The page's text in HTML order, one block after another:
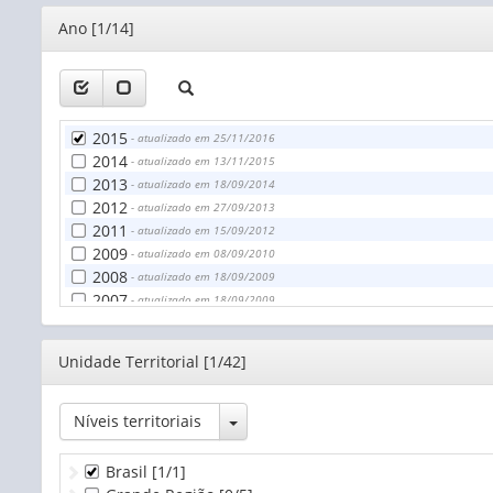
Editor
Ano [1/14]
2015 - atualizado em 25/11/2016
2014 - atualizado em 13/11/2015
2013 - atualizado em 18/09/2014
2012 - atualizado em 27/09/2013
2011 - atualizado em 15/09/2012
2009 - atualizado em 08/09/2010
2008 - atualizado em 18/09/2009
2007 - atualizado em 18/09/2009
2006- atualizado em 13/04/2010
2005
2004 - atualizado em 09/04/2010
2003
2002- atualizado em 26/04/2010
2001- atualizado em 05/05/2010
Editor
Unidade Territorial [1/42]
Níveis territoriais Toggle Dropdown
Brasil [1/1]